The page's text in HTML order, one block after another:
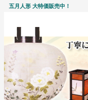
五月人形 大特価販売中！